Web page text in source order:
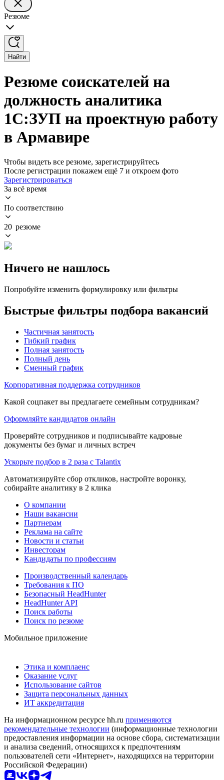
Резюме
Найти
Резюме соискателей на
должность аналитика
1С:ЗУП на проектную работу
в Армавире
Чтобы видеть все резюме, зарегистрируйтесь
После регистрации покажем ещё 7 и откроем фото
Зарегистрироваться
За всё время
По соответствию
20 резюме
Ничего не нашлось
Попробуйте изменить формулировку или фильтры
Быстрые фильтры подбора вакансий
Частичная занятость
Гибкий график
Полная занятость
Полный день
Сменный график
Корпоративная поддержка сотрудников
Какой соцпакет вы предлагаете семейным сотрудникам?
Оформляйте кандидатов онлайн
Проверяйте сотрудников и подписывайте кадровые
документы без бумаг и личных встреч
Ускорьте подбор в 2 раза с Talantix
Автоматизируйте сбор откликов, настройте воронку,
собирайте аналитику в 2 клика
О компании
Наши вакансии
Партнерам
Реклама на сайте
Новости и статьи
Инвесторам
Кандидаты по профессиям
Производственный календарь
Требования к ПО
Безопасный HeadHunter
HeadHunter API
Поиск работы
Поиск по резюме
Мобильное приложение
Этика и комплаенс
Оказание услуг
Использование сайтов
Защита персональных данных
ИТ аккредитация
На информационном ресурсе hh.ru применяются
рекомендательные технологии (информационные технологии
предоставления информации на основе сбора, систематизации
и анализа сведений, относящихся к предпочтениям
пользователей сети «Интернет», находящихся на территории
Российской Федерации)